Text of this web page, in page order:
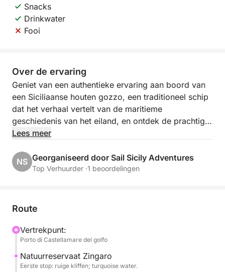
Snacks
Drinkwater
Fooi
Over de ervaring
Geniet van een authentieke ervaring aan boord van
een Siciliaanse houten gozzo, een traditioneel schip
dat het verhaal vertelt van de maritieme
geschiedenis van het eiland, en ontdek de prachtige
kust van Palermo vanuit een uniek perspectief.
De cruise volgt de noordkust, met schilderachtige
stops bij Villa Igiea, een verfijnd symbool van de Art
turquoise water en gouden strand.
Tijdens de excursie kunt u ontspannen en genieten
van de zee, zwemmen in het kristalheldere water,
zonnebaden en luisteren naar verhalen uit de
omgeving.
Lees meer
NS Georganiseerd door Sail Sicily Adventures
Top Verhuurder ·1 beoordelingen
Route
Vertrekpunt:
Porto di Castellamare del golfo
Natuurreservaat Zingaro
Eerste stop: ruige kliffen; turquoise water.